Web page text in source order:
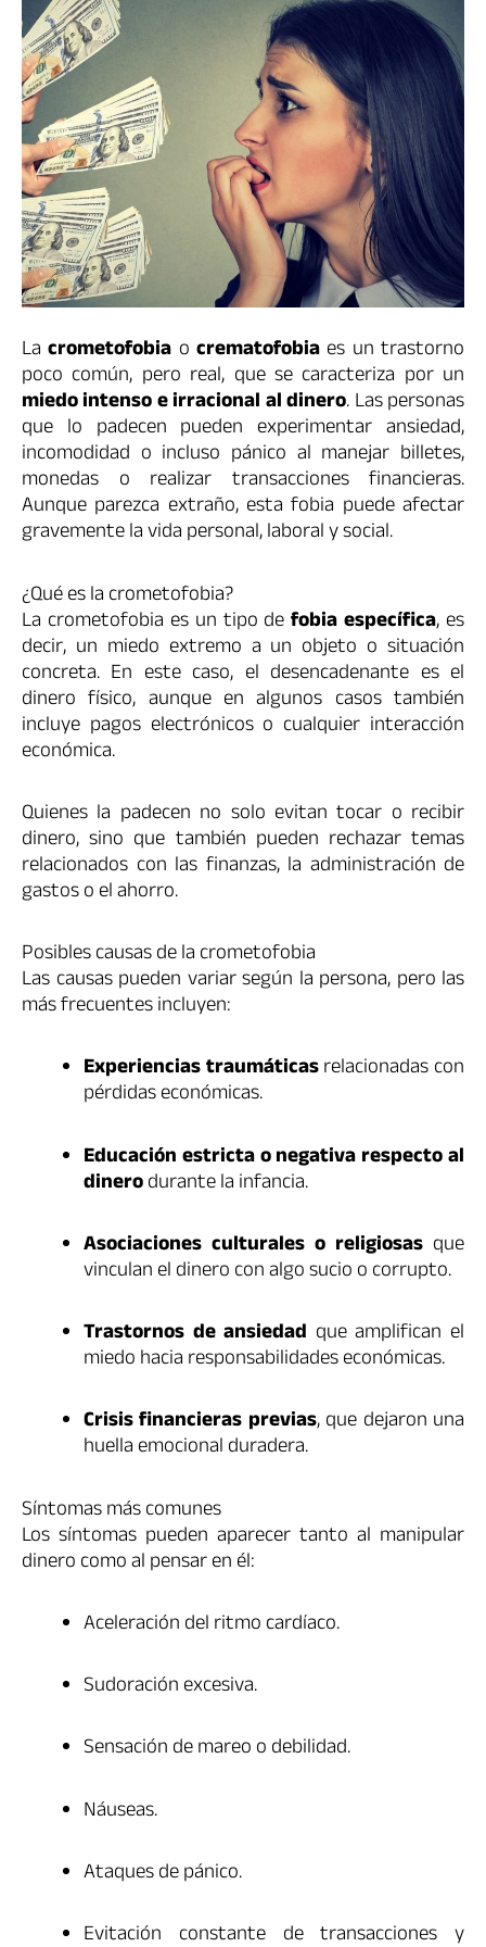
Lacrometofobia ocrematofobia es un trastorno
poco común, pero real, que se caracteriza por un
miedo intenso e irracional al dinero. Las personas
que lo padecen pueden experimentar ansiedad,
incomodidad o incluso pánico al manejar billetes,
monedas o realizar transacciones financieras.
Aunque parezca extraño, esta fobia puede afectar
gravemente la vida personal, laboral y social.
¿Qué es la crometofobia?
La crometofobia es un tipo defobia específica, es
decir, un miedo extremo a un objeto o situación
concreta. En este caso, el desencadenante es el
dinero físico, aunque en algunos casos también
incluye pagos electrónicos o cualquier interacción
económica.
Quienes la padecen no solo evitan tocar o recibir
dinero, sino que también pueden rechazar temas
relacionados con las finanzas, la administración de
gastos o el ahorro.
Posibles causas de la crometofobia
Las causas pueden variar según la persona, pero las
más frecuentes incluyen:
Experiencias traumáticasrelacionadas con
pérdidas económicas.
Educación estricta o negativa respecto al
dinerodurante la infancia.
Asociaciones culturales o religiosas que
vinculan el dinero con algo sucio o corrupto.
Trastornos de ansiedad que amplifican el
miedo hacia responsabilidades económicas.
Crisis financieras previas, que dejaron una
huella emocional duradera.
Síntomas más comunes
Los síntomas pueden aparecer tanto al manipular
dinero como al pensar en él:
Aceleración del ritmo cardíaco.
Sudoración excesiva.
Sensación de mareo o debilidad.
Náuseas.
Ataques de pánico.
Evitación constante de transacciones y